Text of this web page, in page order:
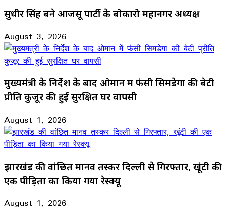
सुधीर सिंह बने आजसू पार्टी के बोकारो महानगर अध्यक्ष
August 3, 2026
मुख्यमंत्री के निर्देश के बाद ओमान में फंसी सिमडेगा की बेटी
प्रीति कुजूर की हुई सुरक्षित घर वापसी
August 1, 2026
झारखंड की वांछित मानव तस्कर दिल्ली से गिरफ्तार, खूंटी की
एक पीड़िता का किया गया रेस्क्यू
August 1, 2026